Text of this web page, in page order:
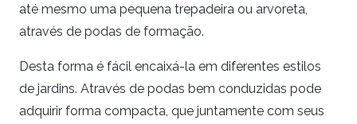
até mesmo uma pequena trepadeira ou arvoreta,
através de podas de formação.
Desta forma é fácil encaixá-la em diferentes estilos
de jardins. Através de podas bem conduzidas pode
adquirir forma compacta, que juntamente com seus